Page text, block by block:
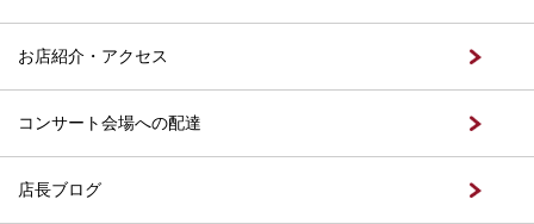
お店紹介・アクセス
コンサート会場への配達
店長ブログ